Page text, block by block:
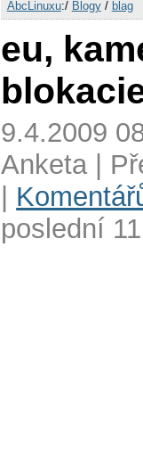
AbcLinuxu:/ Blogy/ blag
eu,
9.4.2009
Anketa |
poslední